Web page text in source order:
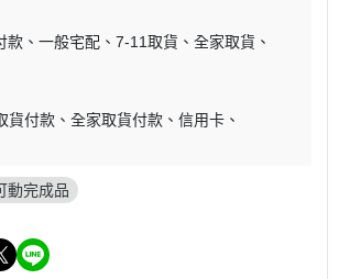
款 一般宅配 7-11取貨
全家取貨
貨付款 全家取貨付款
信用卡
動完成品